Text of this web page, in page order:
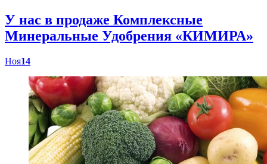
У нас в продаже Комплексные
Минеральные Удобрения «КИМИРА»
Ноя14